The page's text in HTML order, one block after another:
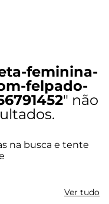
feminina-
felpado-
Ver tudo